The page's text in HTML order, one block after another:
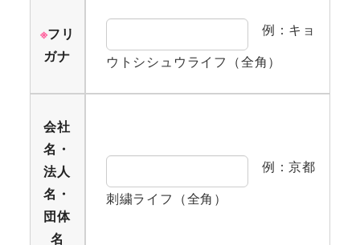
※フリ
ガナ
例：キョ
ウトシシュウライフ（全角）
会社
名・
法人
名・
団体
名
例：京都
刺繍ライフ（全角）